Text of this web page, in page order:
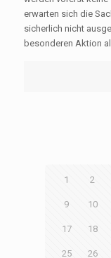
erwarten sich die
sicherlich nicht
besonderen Aktion
1 2
9 10
17 18
25 26